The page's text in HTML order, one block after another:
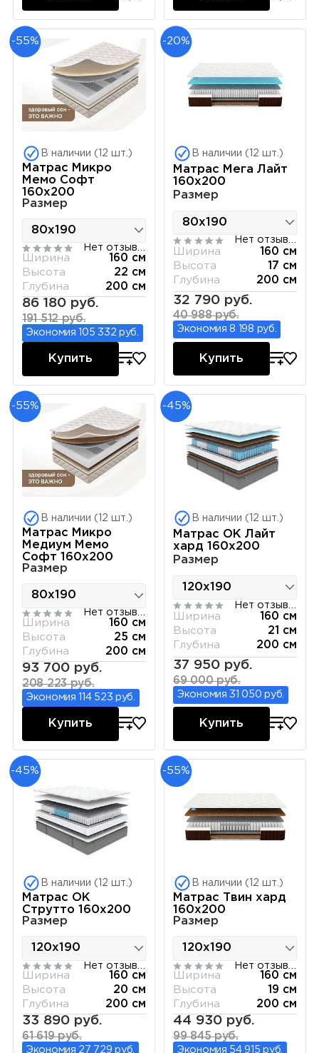
-55%
В наличии (12 шт.)
Матрас Микро
Мемо Софт
160х200
Размер
Ширина
160 см
Высота
22 см
Глубина
200 см
86 180 руб.
191 512 руб.
Экономия 105 332 руб.
Купить
-20%
В наличии (12 шт.)
Матрас Мега Лайт
160х200
Размер
Нет отзывов
Ширина
160 см
Высота
17 см
Глубина
200 см
32 790 руб.
40 988 руб.
Экономия 8 198 руб.
Купить
-55%
В наличии (12 шт.)
Матрас Микро
Медиум Мемо
Софт 160х200
Размер
Ширина
160 см
Высота
25 см
Глубина
200 см
93 700 руб.
208 223 руб.
Экономия 114 523 руб.
Купить
-45%
В наличии (12 шт.)
Матрас ОК Лайт
хард 160х200
Размер
Ширина
160 см
Высота
21 см
Глубина
200 см
37 950 руб.
69 000 руб.
Экономия 31 050 руб.
Купить
-45%
В наличии (12 шт.)
Матрас ОК
Струтто 160х200
Размер
Ширина
160 см
Высота
20 см
Глубина
200 см
33 890 руб.
61 619 руб.
Экономия 27 729 руб.
-55%
В наличии (12 шт.)
Матрас Твин хард
160х200
Размер
Ширина
160 см
Высота
19 см
Глубина
200 см
44 930 руб.
99 845 руб.
Экономия 54 915 руб.